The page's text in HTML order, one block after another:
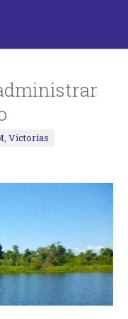
,Victorias